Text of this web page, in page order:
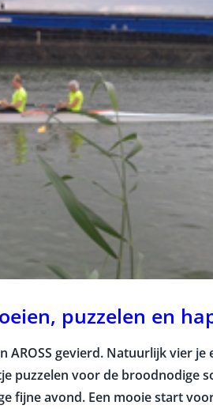
puzzelen en
AROSS gevierd. Natuurlijk vier je
puzzelen voor de broodnodige
fijne avond. Een mooie start